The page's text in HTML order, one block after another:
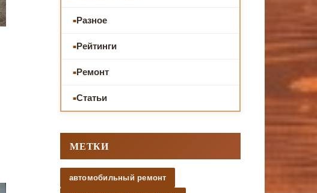
Разное
Рейтинги
Ремонт
Статьи
МЕТКИ
автомобильный ремонт